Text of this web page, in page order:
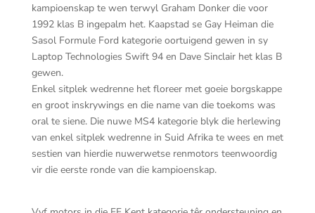
kampioenskap te wen terwyl Graham Donker die voor
1992 klas B ingepalm het. Kaapstad se Gay Heiman die
Sasol Formule Ford kategorie oortuigend gewen in sy
Laptop Technologies Swift 94 en Dave Sinclair het klas B
gewen.
Enkel sitplek wedrenne het floreer met goeie borgskappe
en groot inskrywings en die name van die toekoms was
oral te siene. Die nuwe MS4 kategorie blyk die herlewing
van enkel sitplek wedrenne in Suid Afrika te wees en met
sestien van hierdie nuwerwetse renmotors teenwoordig
vir die eerste ronde van die kampioenskap.